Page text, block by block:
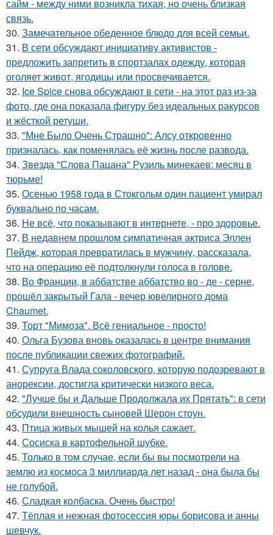
сайм - между ними возникла тихая, но очень близкая
связь.
30. Замечательное обеденное блюдо для всей семьи.
31. В сети обсуждают инициативу активистов -
предложить запретить в спортзалах одежду, которая
оголяет живот, ягодицы или просвечивается.
32. Ice Spice снова обсуждают в сети - на этот раз из-за
фото, где она показала фигуру без идеальных ракурсов
и жёсткой ретуши.
33. "Мне Было Очень Страшно": Алсу откровенно
призналась, как поменялась её жизнь после развода.
34. Звезда "Слова Пацана" Рузиль минекаев: месяц в
тюрьме!
35. Осенью 1958 года в Стокгольм один пациент умирал
буквально по часам.
36. Не всё, что показывают в интернете, - про здоровье.
37. В недавнем прошлом симпатичная актриса Эллен
Пейдж, которая превратилась в мужчину, рассказала,
что на операцию её подтолкнули голоса в голове.
38. Во Франции, в аббатстве аббатство во - де - серне,
прошёл закрытый Гала - вечер ювелирного дома
Chaumet.
39. Торт "Мимоза". Всё гениальное - просто!
40. Ольга Бузова вновь оказалась в центре внимания
после публикации свежих фотографий.
41. Супруга Влада соколовского, которую подозревают в
анорексии, достигла критически низкого веса.
42. "Лучше бы и Дальше Продолжала их Прятать": в сети
обсудили внешность сыновей Шерон стоун.
43. Птица живых мышей на колья сажает.
44. Сосиска в картофельной шубке.
45. Только в том случае, если бы вы посмотрели на
землю из космоса 3 миллиарда лет назад - она была бы
не голубой.
46. Сладкая колбаска. Очень быстро!
47. Тёплая и нежная фотосессия юры борисова и анны
шевчук.